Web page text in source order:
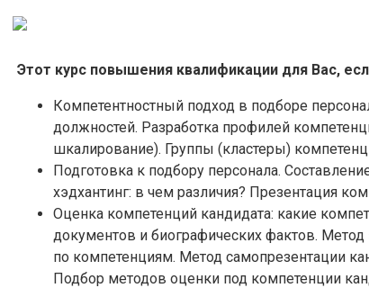
Этот курс повышения квалификации для Вас,
Компетентностный подход в подборе
должностей. Разработка профилей
шкалирование). Группы (кластеры)
Подготовка к подбору персонала.
хэдхантинг: в чем различия? Презентация
Оценка компетенций кандидата: какие
документов и биографических фактов.
по компетенциям. Метод самопрезентации
Подбор методов оценки под компетенции